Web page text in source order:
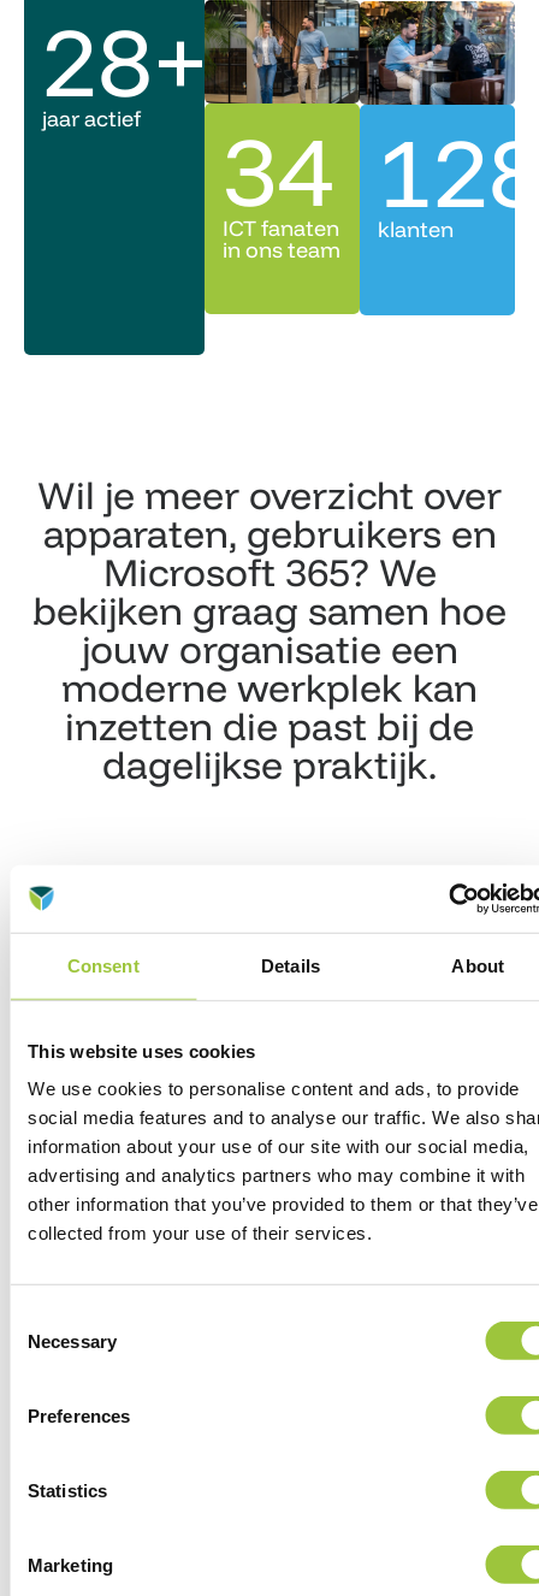
Consent Details About
This website uses cookies
We use cookies to personalise content and ads, to provide
social media features and to analyse our traffic. We also
information about your use of our site with our social media,
advertising and analytics partners who may combine it with
other information that you’ve provided to them or that they’ve
collected from your use of their services.
Selection
Necessary
Preferences
Statistics
Marketing
jaar actief
28+
ICT fanaten
in ons team
34 klanten
Wil je meer overzicht over
apparaten, gebruikers en
Microsoft 365? We
bekijken graag samen hoe
jouw organisatie een
moderne werkplek kan
inzetten die past bij de
dagelijkse praktijk.
Klantenaan het woord
GKS’s extensive technical knowledge and
advanced and mission-critical ICT systems.
Franck Mollard
Transport Command